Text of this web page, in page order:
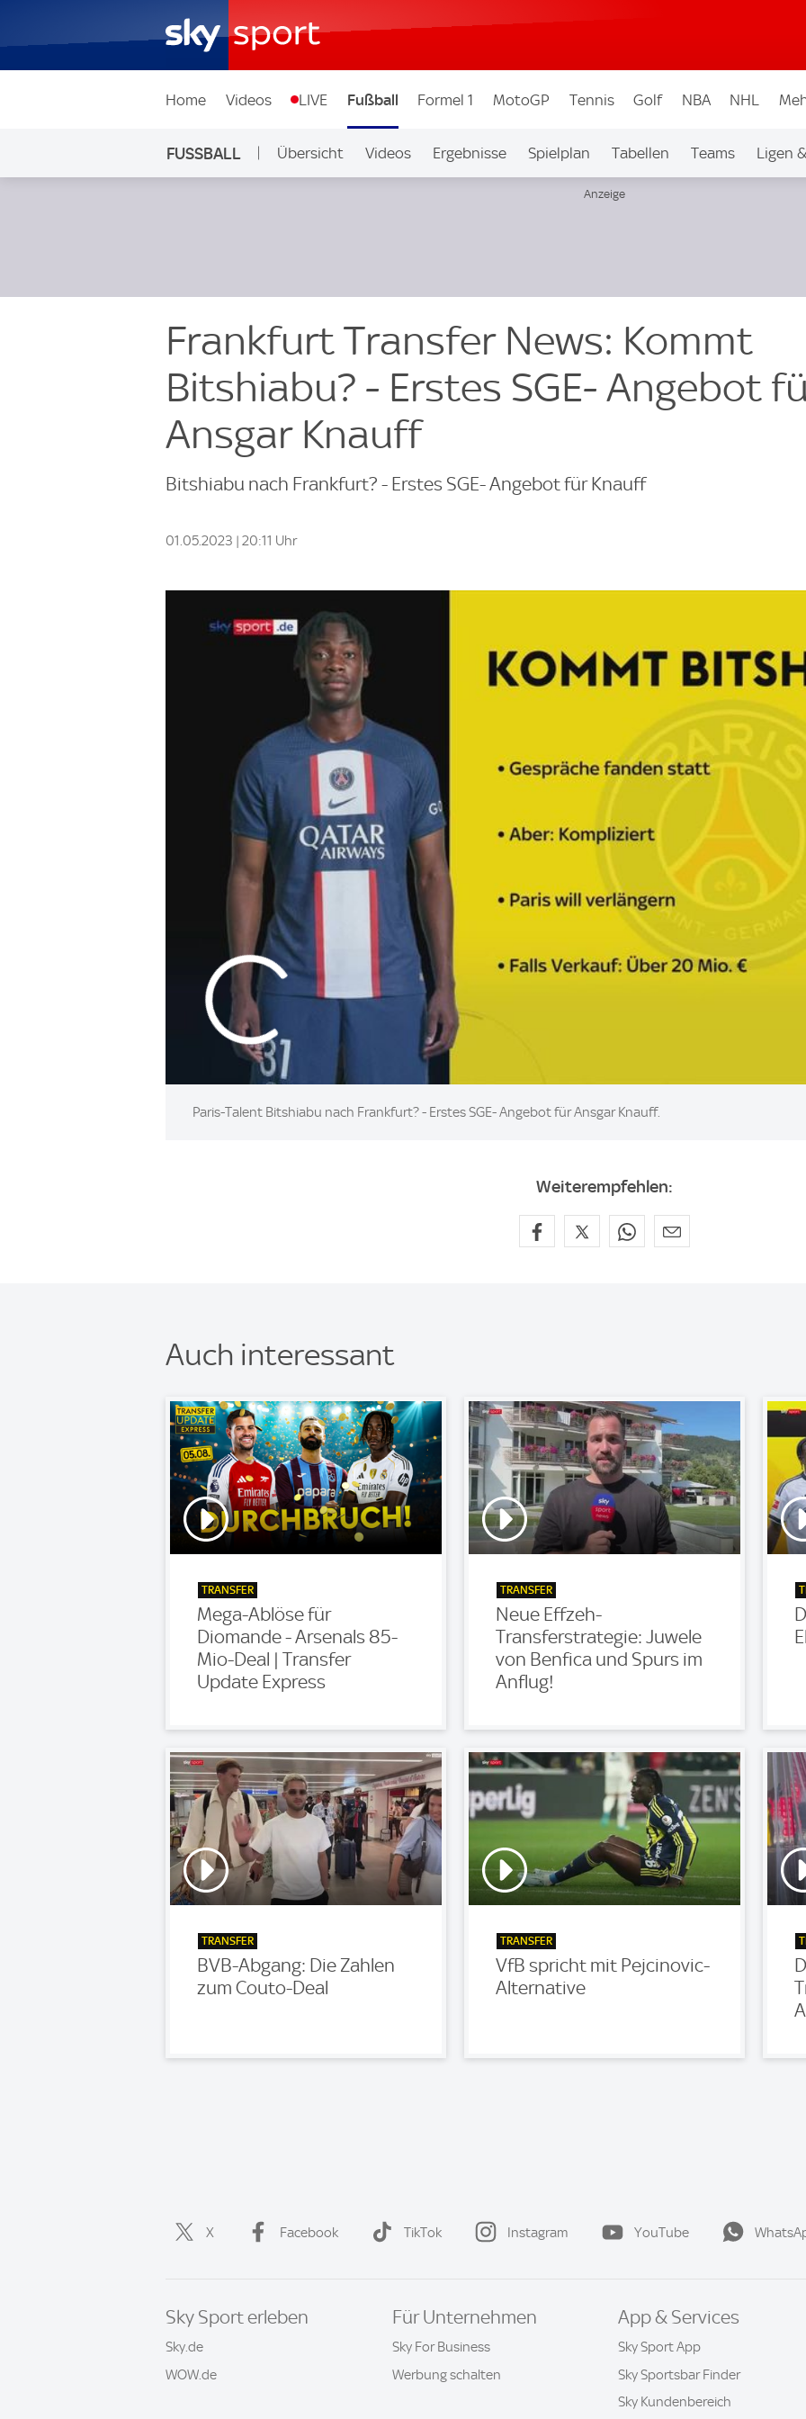
Home Videos LIVE Fußball Formel 1 MotoGP Tennis Golf NBA NHL
FUSSBALL Übersicht Videos Ergebnisse Spielplan Tabellen Teams Ligen
Frankfurt Transfer News: Kommt
Bitshiabu? - Erstes SGE- Angebot
Ansgar Knauff
Bitshiabu nach Frankfurt? - Erstes SGE- Angebot für Knauff
01.05.2023 | 20:11 Uhr
Paris-Talent Bitshiabu nach Frankfurt? - Erstes SGE- Angebot für Ansgar Knauff.
Weiterempfehlen:
Auch interessant
TRANSFER
Mega-Ablöse für
Diomande - Arsenals 85-
Mio-Deal | Transfer
Update Express
TRANSFER
Neue Effzeh-
Transferstrategie: Juwele
von Benfica und Spurs im
Anflug!
TRANSFER
BVB-Abgang: Die Zahlen
zum Couto-Deal
TRANSFER
VfB spricht mit Pejcinovic-
Alternative
X Facebook TikTok Instagram YouTube
Sky Sport erleben
Sky.de
WOW.de
Für Unternehmen
Sky For Business
Werbung schalten
App & Services
Sky Sport App
Sky Sportsbar Finder
Sky Kundenbereich